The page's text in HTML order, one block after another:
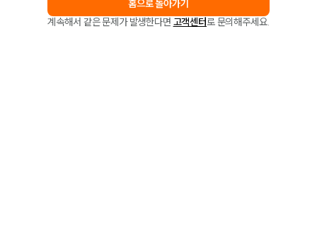
홈으로 돌아가기
계속해서 같은 문제가 발생한다면 고객센터로 문의해주세요.